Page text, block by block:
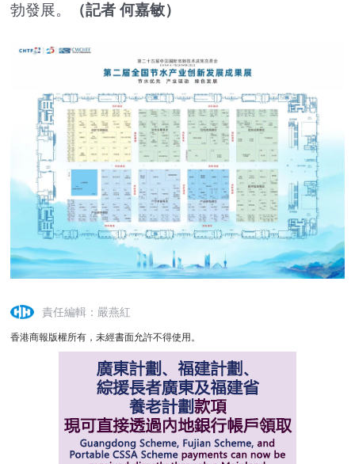
勃發展。
（記者 何嘉敏）
責任編輯：嚴燕紅
香港商報版權所有，未經書面允許不得使用。